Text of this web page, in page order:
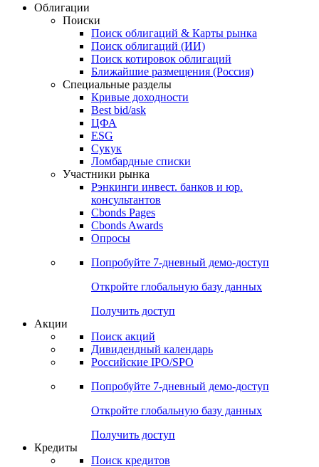
Облигации
Поиски
Поиск облигаций & Карты рынка
Поиск облигаций (ИИ)
Поиск котировок облигаций
Ближайшие размещения (Россия)
Специальные разделы
Кривые доходности
Best bid/ask
ЦФА
ESG
Сукук
Ломбардные списки
Участники рынка
Рэнкинги инвест. банков и юр.
консультантов
Cbonds Pages
Cbonds Awards
Опросы
Попробуйте 7-дневный демо-доступ
Откройте глобальную базу данных
Получить доступ
Акции
Поиск акций
Дивидендный календарь
Российские IPO/SPO
Попробуйте 7-дневный демо-доступ
Откройте глобальную базу данных
Получить доступ
Кредиты
Поиск кредитов